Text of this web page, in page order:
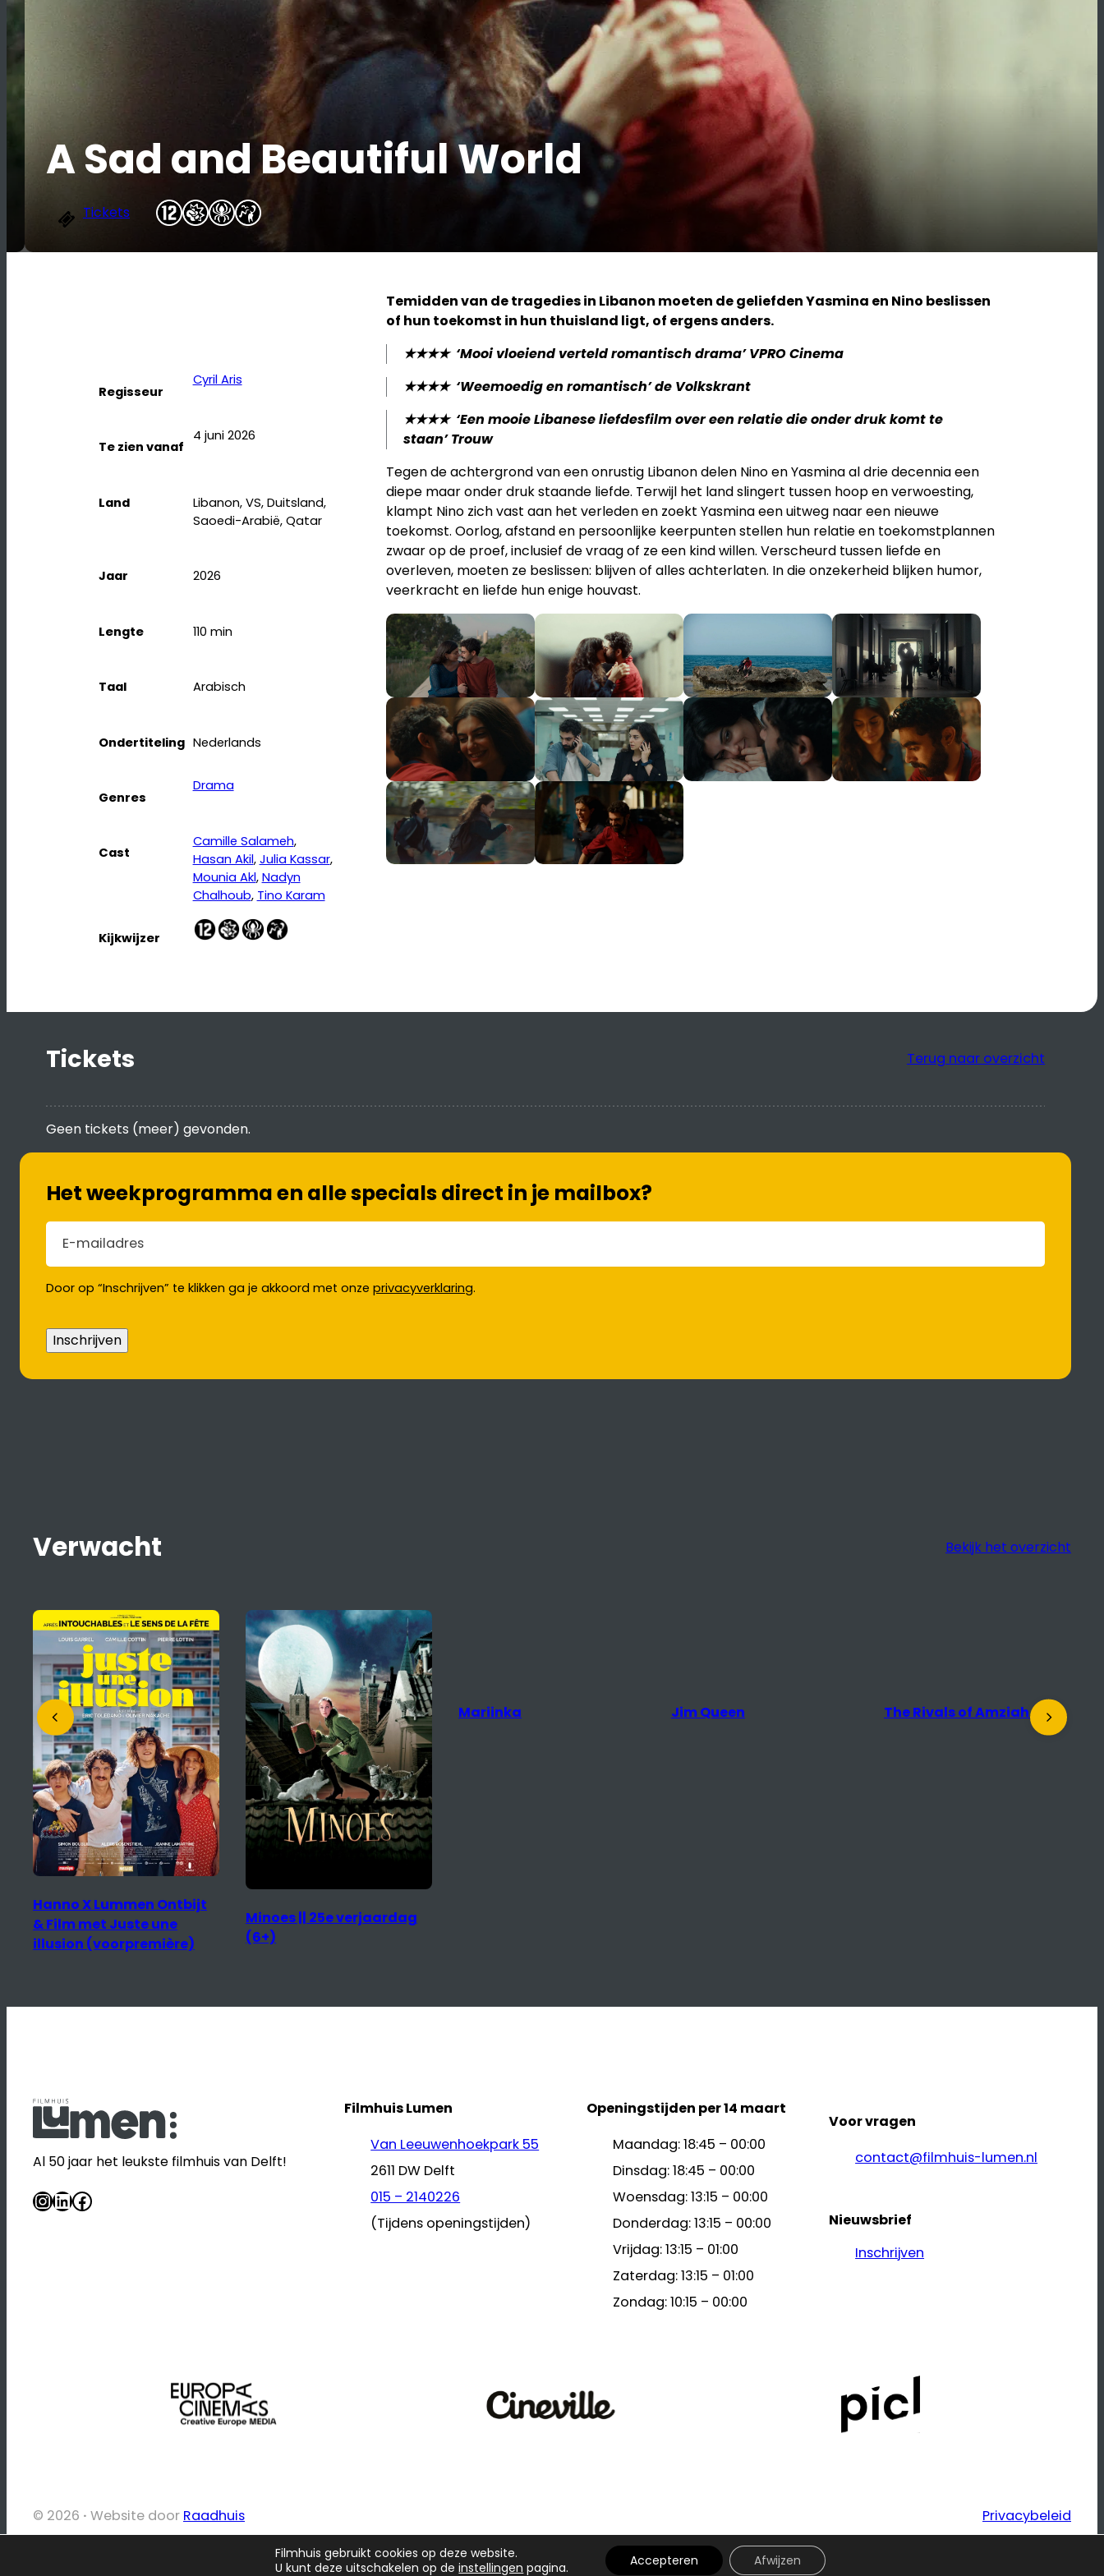
A Sad and Beautiful World
Tickets
Regisseur
Cyril Aris
Te zien vanaf
4 juni 2026
Land
Libanon, VS, Duitsland,
Saoedi-Arabië, Qatar
Jaar 2026
Lengte 110 min
Taal Arabisch
Ondertiteling Nederlands
Genres
Drama
Cast
Camille Salameh,
Hasan Akil, Julia Kassar,
Mounia Akl, Nadyn
Chalhoub, Tino Karam
Kijkwijzer
Temidden van de tragedies in Libanon moeten de geliefden Yasmina en Nino beslissen
of hun toekomst in hun thuisland ligt, of ergens anders.
★★★★ ‘Mooi vloeiend verteld romantisch drama’VPRO Cinema
★★★★ ‘Weemoedig en romantisch’de Volkskrant
★★★★ ‘Een mooie Libanese liefdesfilm over een relatie die onder druk komt te
staan’Trouw
Tegen de achtergrond van een onrustig Libanon delen Nino en Yasmina al drie decennia een
diepe maar onder druk staande liefde. Terwijl het land slingert tussen hoop en verwoesting,
klampt Nino zich vast aan het verleden en zoekt Yasmina een uitweg naar een nieuwe
toekomst. Oorlog, afstand en persoonlijke keerpunten stellen hun relatie en toekomstplannen
zwaar op de proef, inclusief de vraag of ze een kind willen. Verscheurd tussen liefde en
overleven, moeten ze beslissen: blijven of alles achterlaten. In die onzekerheid blijken humor,
veerkracht en liefde hun enige houvast.
Tickets Terug naar overzicht
Geen tickets (meer) gevonden.
Het weekprogramma en alle specials direct in je mailbox?
E-mailadres
Door op “Inschrijven” te klikken ga je akkoord met onze privacyverklaring.
Inschrijven
Verwacht Bekijk het overzicht
Minoes || 25e verjaardag
(6+)
Mariinka Jim Queen The Rivals of Amziah King
Docu Salon: The Desert of
the Real + nagesprek met
Al 50 jaar het leukste filmhuis van Delft!
InstagramLinkedIn Facebook
Filmhuis Lumen
Van Leeuwenhoekpark 55
2611 DW Delft
015 – 2140226
(Tijdens openingstijden)
Openingstijden per 14 maart
Maandag: 18:45 – 00:00
Dinsdag: 18:45 – 00:00
Woensdag: 13:15 – 00:00
Donderdag: 13:15 – 00:00
Vrijdag: 13:15 – 01:00
Zaterdag: 13:15 – 01:00
Zondag: 10:15 – 00:00
Voor vragen
contact@filmhuis-lumen.nl
Nieuwsbrief
Inschrijven
© 2026 · Website door Raadhuis Privacybeleid
Filmhuis gebruikt cookies op deze website.
U kunt deze uitschakelen op deinstellingen pagina. Accepteren Afwijzen